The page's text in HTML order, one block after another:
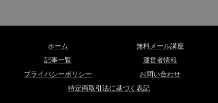
ホーム
無料メール講座
記事一覧
運営者情報
プライバシーポリシー
お問い合わせ
特定商取引法に基づく表記